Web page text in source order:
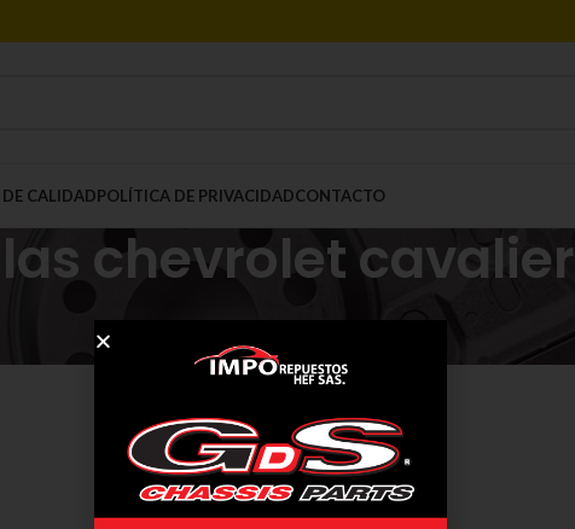
CALIDADPOLÍTICA DE PRIVACIDADCONTACTO
chevrolet cavalier